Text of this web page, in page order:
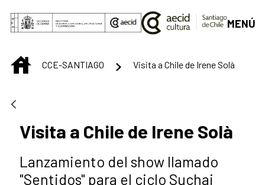
Saltar al contenido principal
MENÚ
INICIOCCE-SANTIAGO Visita a Chile de Irene Solà
Visita a Chile de Irene Solà
Lanzamiento del show llamado
"Sentidos" para el ciclo Suchai